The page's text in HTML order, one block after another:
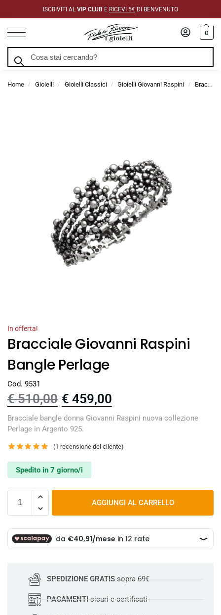
ISCRIVITI AL VIP CLUB E RICEVI 5€ DI BENVENUTO
0
Home / Gioielli / Gioielli Classici / Gioielli Giovanni Raspini / Bracciali Giovanni Raspini
In offerta!
Bracciale Giovanni Raspini
Bangle Perlage
Cod. 9531
€510,00 € 459,00
Bracciale bangle donna Giovanni Raspini nuova collezione
Perlage in Argento 925.
(1 recensione del cliente)
Spedito in 7 giorno/i
AGGIUNGI AL CARRELLO
SPEDIZIONE GRATISsopra 69€
PAGAMENTI sicuri e certificati